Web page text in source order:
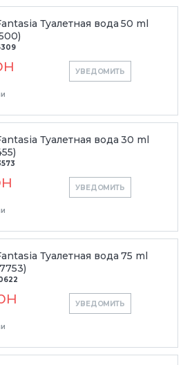
Туалетная вода 50 ml
УВЕДОМИТЬ
Туалетная вода 30 ml
УВЕДОМИТЬ
Туалетная вода 75 ml
УВЕДОМИТЬ